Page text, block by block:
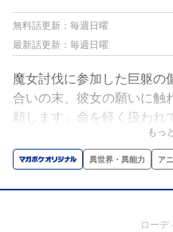
無料話更新：毎週日曜
最新話更新：毎週日曜
魔女討伐に参加した巨躯の
合いの末、彼女の願いに触
頼します」命を軽く扱われ
は生きる場所を求め、未もっ
異世界・異能力 ア
ローデ